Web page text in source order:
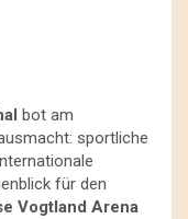
bot am
sportliche
für den
Vogtland Arena